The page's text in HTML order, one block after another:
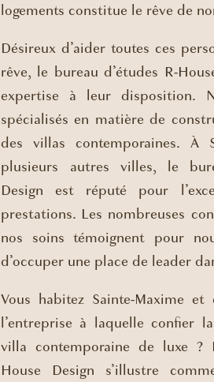
logements constitue le rêve de
Désireux d’aider toutes ces
rêve, le bureau d’études R-
expertise à leur disposition.
spécialisés en matière de
des villas contemporaines. À
plusieurs autres villes, le
Design est réputé pour
prestations. Les nombreuses
nos soins témoignent pour
d’occuper une place de leader
Vous habitez Sainte-Maxime
l’entreprise à laquelle confier
villa contemporaine de luxe ?
House Design s’illustre